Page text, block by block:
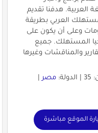
العربية. هدفنا تقديم
العربي بطريقة
وعلى أن يكون على
المستهلك. جميع
والمناقشات وغيرها
مصر|
الموقع مباشرة